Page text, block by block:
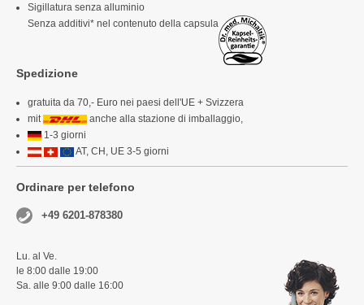
Sigillatura senza alluminio
Senza additivi* nel contenuto della capsula
Spedizione
gratuita da 70,- Euro nei paesi dell'UE + Svizzera
mit
anche alla stazione di imballaggio,
1-3 giorni
AT, CH, UE 3-5 giorni
Ordinare per telefono
+49 6201-878380
Lu. al Ve.
le 8:00 dalle 19:00
Sa. alle 9:00 dalle 16:00